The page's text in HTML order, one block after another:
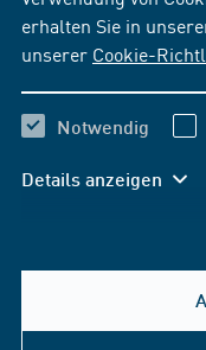
erhalten Sie in
unserer Cookie-
Notwendig
Details anzeigen